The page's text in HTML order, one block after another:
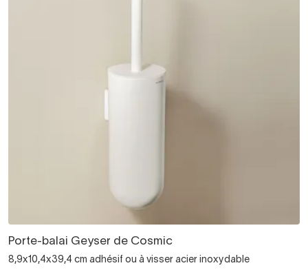
Porte-balai Geyser de Cosmic
8,9x10,4x39,4 cm adhésif ou à visser acier inoxydable